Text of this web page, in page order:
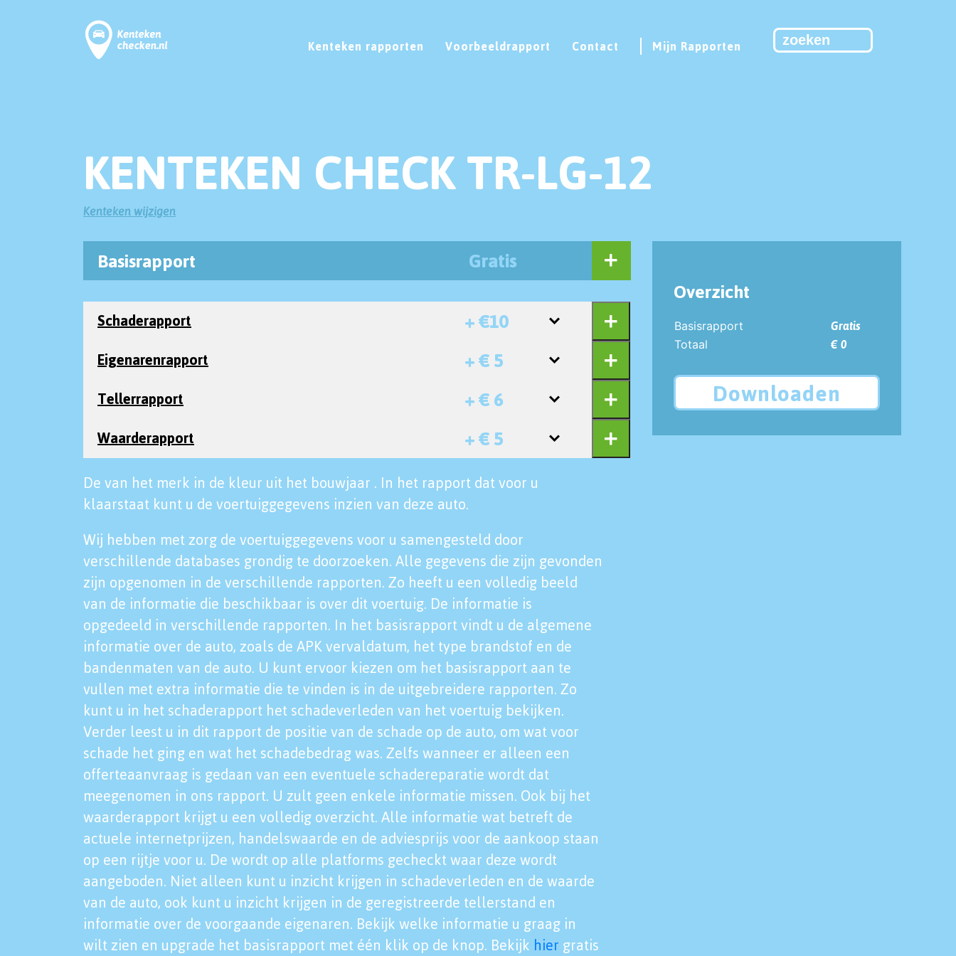
Kenteken rapporten Voorbeeldrapport Contact Mijn Rapporten
KENTEKEN CHECK TR-LG-12
Kenteken wijzigen
Basisrapport Gratis
Schaderapport + €10
Eigenarenrapport + € 5
Tellerrapport + € 6
Waarderapport + € 5
De van het merk in de kleur uit het bouwjaar . In het rapport dat voor u
klaarstaat kunt u de voertuiggegevens inzien van deze auto.
Wij hebben met zorg de voertuiggegevens voor u samengesteld door
verschillende databases grondig te doorzoeken. Alle gegevens die zijn gevonden
zijn opgenomen in de verschillende rapporten. Zo heeft u een volledig beeld
van de informatie die beschikbaar is over dit voertuig. De informatie is
opgedeeld in verschillende rapporten. In het basisrapport vindt u de algemene
informatie over de auto, zoals de APK vervaldatum, het type brandstof en de
bandenmaten van de auto. U kunt ervoor kiezen om het basisrapport aan te
vullen met extra informatie die te vinden is in de uitgebreidere rapporten. Zo
kunt u in het schaderapport het schadeverleden van het voertuig bekijken.
Verder leest u in dit rapport de positie van de schade op de auto, om wat voor
schade het ging en wat het schadebedrag was. Zelfs wanneer er alleen een
offerteaanvraag is gedaan van een eventuele schadereparatie wordt dat
meegenomen in ons rapport. U zult geen enkele informatie missen. Ook bij het
waarderapport krijgt u een volledig overzicht. Alle informatie wat betreft de
actuele internetprijzen, handelswaarde en de adviesprijs voor de aankoop staan
op een rijtje voor u. De wordt op alle platforms gecheckt waar deze wordt
aangeboden. Niet alleen kunt u inzicht krijgen in schadeverleden en de waarde
van de auto, ook kunt u inzicht krijgen in de geregistreerde tellerstand en
informatie over de voorgaande eigenaren. Bekijk welke informatie u graag in
wilt zien en upgrade het basisrapport met één klik op de knop. Bekijk hier gratis
Overzicht
Basisrapport
Gratis
Totaal
€ 0
Downloaden